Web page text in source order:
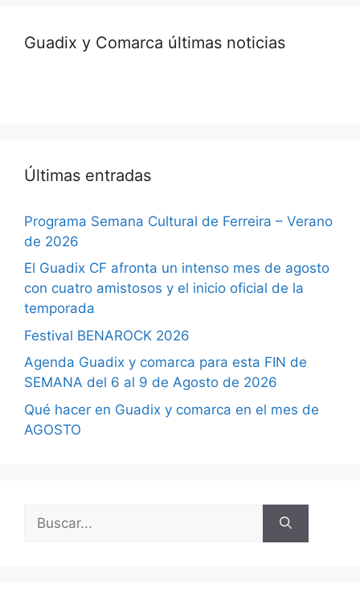
Guadix y Comarca últimas noticias
Últimas entradas
Programa Semana Cultural de Ferreira – Verano
de 2026
El Guadix CF afronta un intenso mes de agosto
con cuatro amistosos y el inicio oficial de la
temporada
Festival BENAROCK 2026
Agenda Guadix y comarca para esta FIN de
SEMANA del 6 al 9 de Agosto de 2026
Qué hacer en Guadix y comarca en el mes de
AGOSTO